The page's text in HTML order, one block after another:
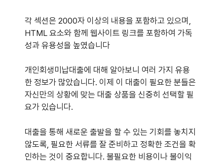
각 섹션은 2000자 이상의 내용을 포함하고 있으며,
HTML 요소와 함께 웹사이트 링크를 포함하여 가독
성과 유용성을 높였습니다
개인회생미납대출에 대해 알아보니 여러 가지 유용
한 정보가 많았습니다. 이제 이 대출이 필요한 분들은
자신만의 상황에 맞는 대출 상품을 신중히 선택할 필
요가 있습니다.
대출을 통해 새로운 출발을 할 수 있는 기회를 놓치지
않도록, 필요한 서류를 잘 준비하고 정확한 조건을 확
인하는 것이 중요합니다. 불필요한 비용이나 불이익